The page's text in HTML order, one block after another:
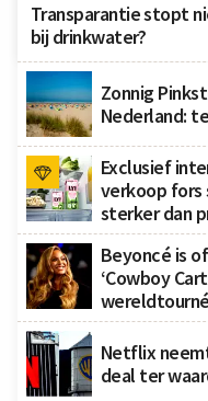
Transparantie stopt
bij drinkwater?
Zonnig
Nederland:
Exclusief
verkoop fors
sterker dan
Beyoncé is
‘Cowboy
Netflix
deal ter